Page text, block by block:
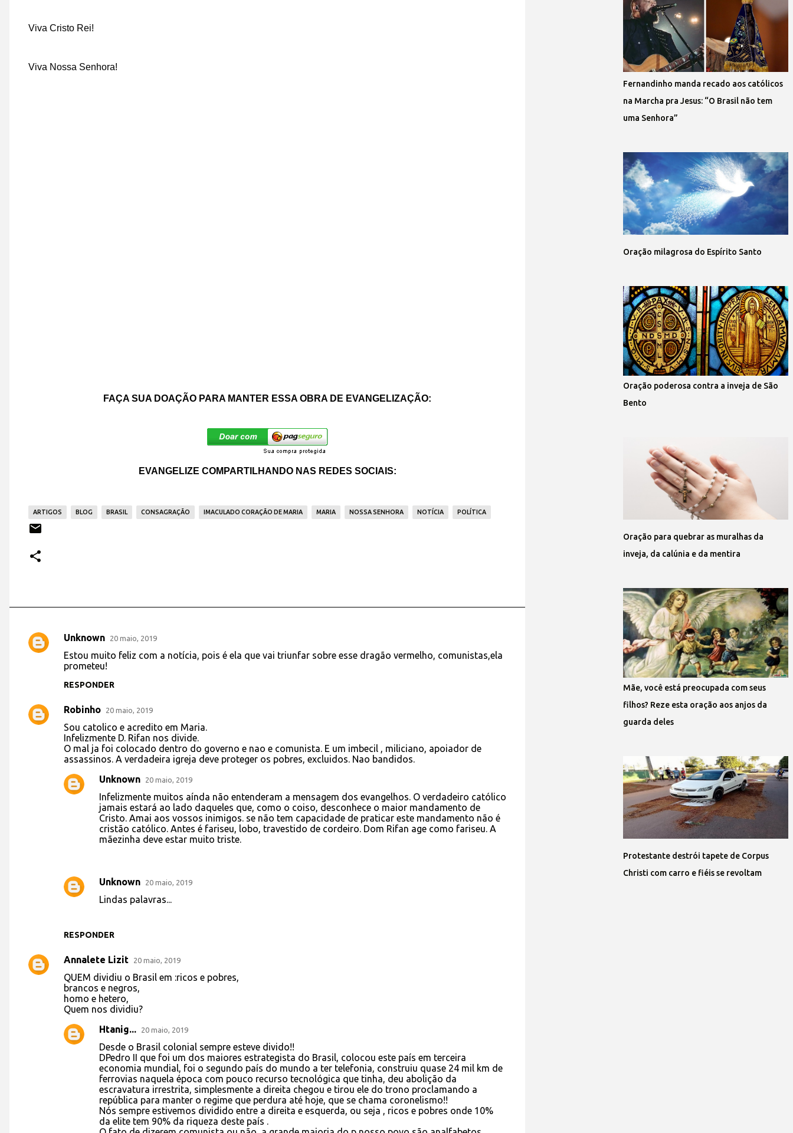
Viva Cristo Rei!
Viva Nossa Senhora!
FAÇA SUA DOAÇÃO PARA MANTER ESSA OBRA DE EVANGELIZAÇÃO:
EVANGELIZE COMPARTILHANDO NAS REDES SOCIAIS:
ARTIGOS BLOG BRASIL CONSAGRAÇÃO IMACULADO CORAÇÃO DE MARIA MARIA NOSSA SENHORA NOTÍCIA POLÍTICA
C
n
Unknown 20 maio, 2019
Estou muito feliz com a notícia, pois é ela que vai triunfar sobre esse dragão vermelho, comunistas,ela
prometeu!
RESPONDER
Robinho 20 maio, 2019
Sou catolico e acredito em Maria.
Infelizmente D. Rifan nos divide.
O mal ja foi colocado dentro do governo e nao e comunista. E um imbecil , miliciano, apoiador de
assassinos. A verdadeira igreja deve proteger os pobres, excluidos. Nao bandidos.
RESPONDER
Unknown 20 maio, 2019
Infelizmente muitos aínda não entenderam a mensagem dos evangelhos. O verdadeiro católico
jamais estará ao lado daqueles que, como o coiso, desconhece o maior mandamento de
Cristo. Amai aos vossos inimigos. se não tem capacidade de praticar este mandamento não é
cristão católico. Antes é fariseu, lobo, travestido de cordeiro. Dom Rifan age como fariseu. A
mãezinha deve estar muito triste.
Unknown 20 maio, 2019
Lindas palavras...
Annalete Lizit 20 maio, 2019
QUEM dividiu o Brasil em :ricos e pobres,
brancos e negros,
homo e hetero,
Quem nos dividiu?
Htanig...
20 maio, 2019
Desde o Brasil colonial sempre esteve divido!!
DPedro II que foi um dos maiores estrategista do Brasil, colocou este país em terceira
economia mundial, foi o segundo país do mundo a ter telefonia, construiu quase 24 mil km de
ferrovias naquela época com pouco recurso tecnológica que tinha, deu abolição da
escravatura irrestrita, simplesmente a direita chegou e tirou ele do trono proclamando a
república para manter o regime que perdura até hoje, que se chama coronelismo!!
Nós sempre estivemos dividido entre a direita e esquerda, ou seja , ricos e pobres onde 10%
da elite tem 90% da riqueza deste país .
Fernandinho manda recado aos católicos
na Marcha pra Jesus: “O Brasil não tem
uma Senhora”
Oração milagrosa do Espírito Santo
Oração poderosa contra a inveja de São
Bento
Oração para quebrar as muralhas da
inveja, da calúnia e da mentira
Mãe, você está preocupada com seus
filhos? Reze esta oração aos anjos da
guarda deles
Protestante destrói tapete de Corpus
Christi com carro e fiéis se revoltam